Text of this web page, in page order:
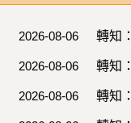
2026-08-06
2026-08-06
2026-08-06